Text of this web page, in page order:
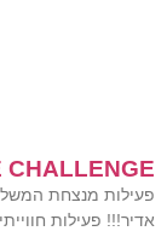
CHALLENGE
פעילות מנצחת
אדיר!!! פעילות